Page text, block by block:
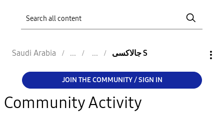
Saudi Arabia جالاكسى S
JOIN THE COMMUNITY / SIGN IN
Community Activity